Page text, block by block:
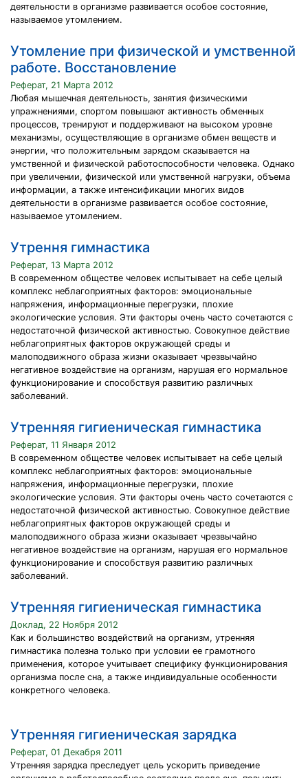
деятельности в организме развивается особое состояние,
называемое утомлением.
Утомление при физической и умственной
работе. Восстановление
Реферат, 21 Марта 2012
Любая мышечная деятельность, занятия физическими
упражнениями, спортом повышают активность обменных
процессов, тренируют и поддерживают на высоком уровне
механизмы, осуществляющие в организме обмен веществ и
энергии, что положительным зарядом сказывается на
умственной и физической работоспособности человека. Однако
при увеличении, физической или умственной нагрузки, объема
информации, а также интенсификации многих видов
деятельности в организме развивается особое состояние,
называемое утомлением.
Утрення гимнастика
Реферат, 13 Марта 2012
В современном обществе человек испытывает на себе целый
комплекс неблагоприятных факторов: эмоциональные
напряжения, информационные перегрузки, плохие
экологические условия. Эти факторы очень часто сочетаются с
недостаточной физической активностью. Совокупное действие
неблагоприятных факторов окружающей среды и
малоподвижного образа жизни оказывает чрезвычайно
негативное воздействие на организм, нарушая его нормальное
функционирование и способствуя развитию различных
заболеваний.
Утренняя гигиеническая гимнастика
Реферат, 11 Января 2012
В современном обществе человек испытывает на себе целый
комплекс неблагоприятных факторов: эмоциональные
напряжения, информационные перегрузки, плохие
экологические условия. Эти факторы очень часто сочетаются с
недостаточной физической активностью. Совокупное действие
неблагоприятных факторов окружающей среды и
малоподвижного образа жизни оказывает чрезвычайно
негативное воздействие на организм, нарушая его нормальное
функционирование и способствуя развитию различных
заболеваний.
Утренняя гигиеническая гимнастика
Доклад, 22 Ноября 2012
Как и большинство воздействий на организм, утренняя
гимнастика полезна только при условии ее грамотного
применения, которое учитывает специфику функционирования
организма после сна, а также индивидуальные особенности
конкретного человека.
Утренняя гигиеническая зарядка
Реферат, 01 Декабря 2011
Утренняя зарядка преследует цель ускорить приведение